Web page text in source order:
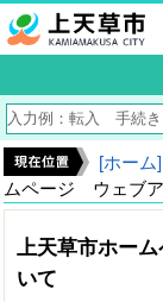
[ホーム]
ムページ ウェブ
上天草市ホー
いて